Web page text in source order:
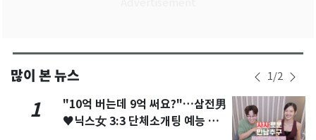
많이 본 뉴스 1/2
1
"10억 버는데 9억 써요?"…삼전男
♥닉스女 3:3 단체소개팅 예능 화